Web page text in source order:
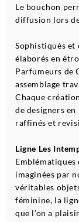
Le bouchon
diffusion lors
Sophistiqués et
élaborés en
Parfumeurs de
assemblage
Chaque
de designers
raffinés et
Ligne Les
Emblématiques
imaginées par
véritables
féminine, la
que l’on a